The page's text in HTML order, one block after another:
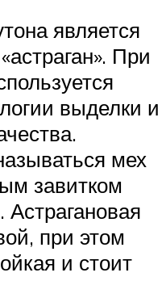
является
При
выделки и
мех
завитком
при этом
и стоит